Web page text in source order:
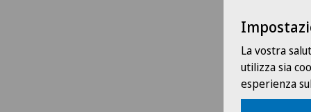
La vostra
utilizza sia
esperienza